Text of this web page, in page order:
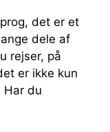
det er et
dele af
rejser, på
er ikke kun
Har du